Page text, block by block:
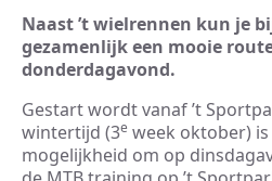
Naast ’t wielrennen kun je
gezamenlijk een mooie
donderdagavond.
Gestart wordt vanaf ’t
wintertijd (3e week oktober)
mogelijkheid om op